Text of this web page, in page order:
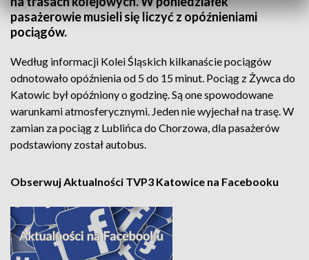
pasażerowie musieli się liczyć z opóźnieniami
pociągów.
Według informacji Kolei Śląskich kilkanaście pociągów
odnotowało opóźnienia od 5 do 15 minut. Pociąg z Żywca do
Katowic był opóźniony o godzinę. Są one spowodowane
warunkami atmosferycznymi. Jeden nie wyjechał na trasę. W
zamian za pociąg z Lublińca do Chorzowa, dla pasażerów
podstawiony został autobus.
Obserwuj Aktualności TVP3 Katowice na Facebooku